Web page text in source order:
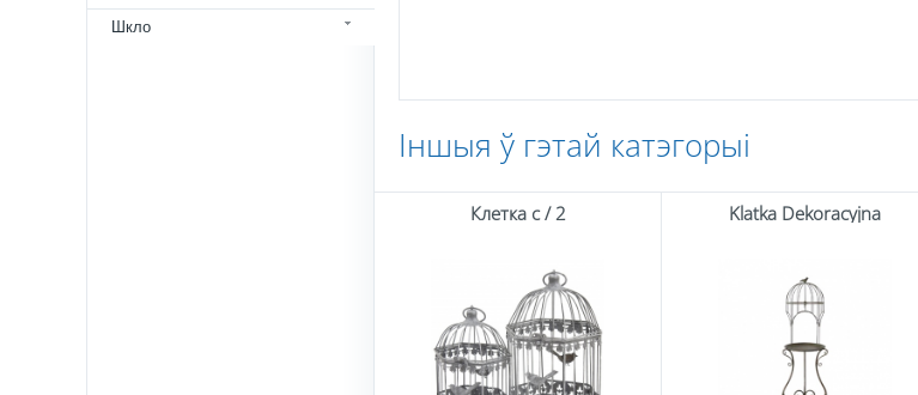
Шкло
Іншыя ў гэтай катэгорыі
Клетка с / 2 Klatka Dekoracyjna